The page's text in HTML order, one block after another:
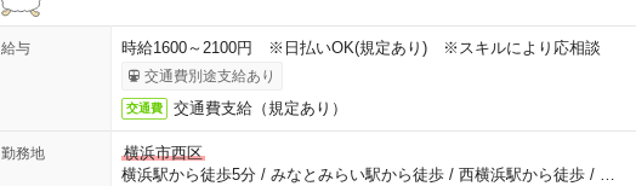
給与 時給1600～2100円 ※日払いOK(規定あり) ※スキルにより応相談
交通費別途支給あり
交通費 交通費支給（規定あり）
勤務地
横浜市西区
横浜駅から徒歩5分/ みなとみらい駅から徒歩/ 西横浜駅から徒歩/